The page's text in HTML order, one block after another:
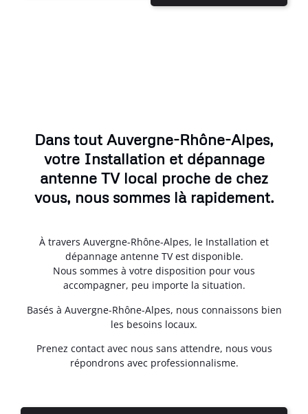
Dans tout Auvergne-Rhône-Alpes,
votre Installation et dépannage
antenne TV local proche de chez
vous, nous sommes là rapidement.
À travers Auvergne-Rhône-Alpes, le Installation et
dépannage antenne TV est disponible.
Nous sommes à votre disposition pour vous
accompagner, peu importe la situation.
Basés à Auvergne-Rhône-Alpes, nous connaissons bien
les besoins locaux.
Prenez contact avec nous sans attendre, nous vous
répondrons avec professionnalisme.